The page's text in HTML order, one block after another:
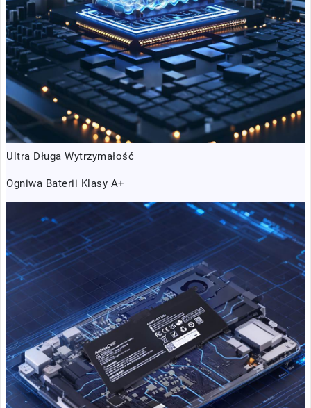
Ultra Długa Wytrzymałość
Ogniwa Baterii Klasy A+